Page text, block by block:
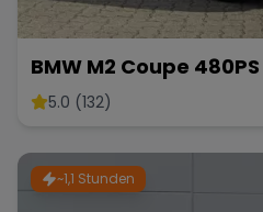
BMW M2 Coupe 480PS
5.0 (132)
~1,1 Stunden